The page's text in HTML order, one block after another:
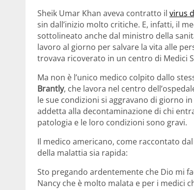
Sheik Umar Khan aveva contratto il virus
sin dall’inizio molto critiche. E, infatti, il
sottolineato anche dal ministro della
lavoro al giorno per salvare la vita alle
trovava ricoverato in un centro di Medici
Ma non è l’unico medico colpito dallo
Brantly, che lavora nel centro
le sue condizioni si aggravano di giorno
addetta alla decontaminazione di chi
patologia e le loro condizioni sono gravi.
Il medico americano, come raccontato
della malattia sia rapida:
Sto pregando ardentemente che Dio mi
Nancy che è molto malata e per i medici